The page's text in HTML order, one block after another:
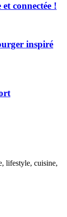
connectée !
inspiré
lifestyle, cuisine,